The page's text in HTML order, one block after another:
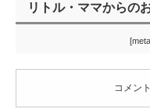
リトル・ママからの
コメン